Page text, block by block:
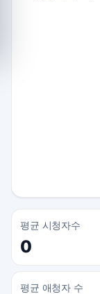
평균 시청자수
0
평균 애청자 수